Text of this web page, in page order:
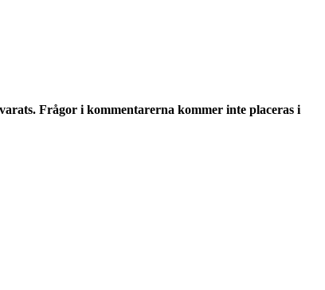
Frågor i kommentarerna kommer inte placeras i